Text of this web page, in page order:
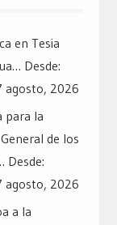
en Tesia
Desde:
agosto, 2026
para la
de los
Desde:
agosto, 2026
a la